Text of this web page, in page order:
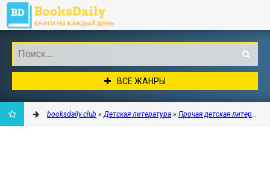
ВСЕ ЖАНРЫ
booksdaily.club »Детская литература » Прочая детская литература